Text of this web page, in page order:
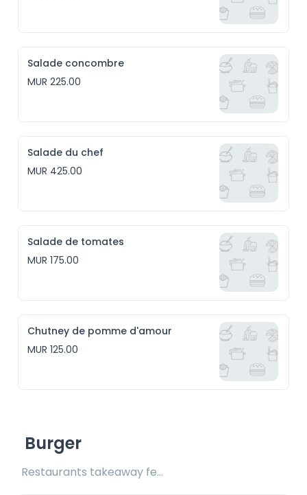
Salade concombre
MUR 225.00
Salade du chef
MUR 425.00
Salade de tomates
MUR 175.00
Chutney de pomme d'amour
MUR 125.00
Burger
Restaurants takeaway fee Rs25 included